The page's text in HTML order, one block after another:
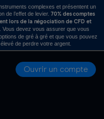
complexes et présentent un
de l’effet de levier. 70% des comptes
lors de la négociation de CFD et
. Vous devez vous assurer que vous
de gré à gré et que vous pouvez
de perdre votre argent.
Ouvrir un compte